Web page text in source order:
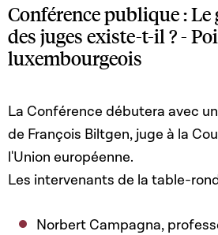
Conférence publique :
des juges existe-t-il ? -
luxembourgeois
La Conférence débutera avec
de François Biltgen, juge à la
l'Union européenne.
Les intervenants de la table-
Norbert Campagna,